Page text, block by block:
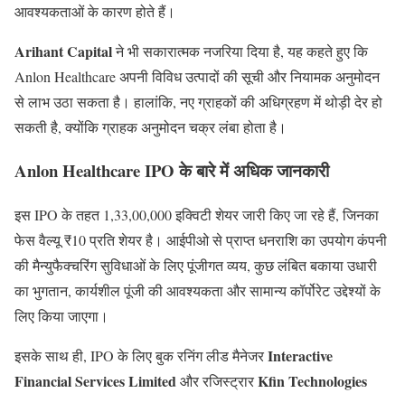
आवश्यकताओं के कारण होते हैं।
Arihant Capitalने भी सकारात्मक नजरिया दिया है, यह कहते हुए कि
Anlon Healthcare अपनी विविध उत्पादों की सूची और नियामक अनुमोदन
से लाभ उठा सकता है। हालांकि, नए ग्राहकों की अधिग्रहण में थोड़ी देर हो
सकती है, क्योंकि ग्राहक अनुमोदन चक्र लंबा होता है।
Anlon Healthcare IPO के बारे में अधिक जानकारी
इस IPO के तहत 1,33,00,000 इक्विटी शेयर जारी किए जा रहे हैं, जिनका
फेस वैल्यू ₹10 प्रति शेयर है। आईपीओ से प्राप्त धनराशि का उपयोग कंपनी
की मैन्युफैक्चरिंग सुविधाओं के लिए पूंजीगत व्यय, कुछ लंबित बकाया उधारी
का भुगतान, कार्यशील पूंजी की आवश्यकता और सामान्य कॉर्पोरेट उद्देश्यों के
लिए किया जाएगा।
इसके साथ ही, IPO के लिए बुक रनिंग लीड मैनेजरInteractive
Financial Services Limitedऔर रजिस्ट्रारKfin Technologies